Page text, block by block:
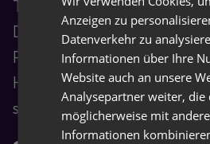
TRASER Docs ist die
Dokumentationszentrale
Finden Sie Schulungs-,
Hilfeinhalte für unsere
sowie eingesetzte
Anzeigen zu
Datenverkehr zu
Informationen über Ihre
Website auch an unsere
Analysepartner weiter, die
möglicherweise mit
Informationen